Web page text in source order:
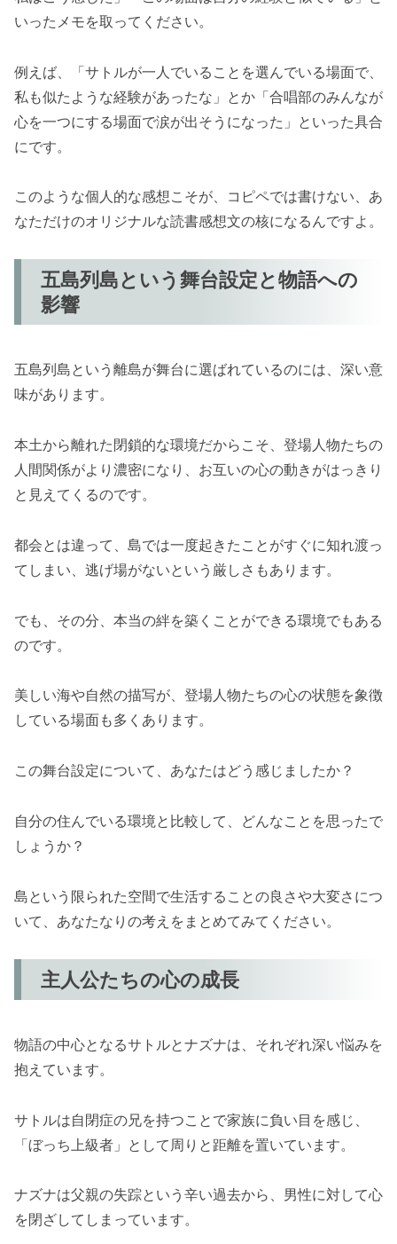
いったメモを取ってください。
例えば、「サトルが一人でいることを選んでいる場面で、
私も似たような経験があったな」とか「合唱部のみんなが
心を一つにする場面で涙が出そうになった」といった具合
にです。
このような個人的な感想こそが、コピペでは書けない、あ
なただけのオリジナルな読書感想文の核になるんですよ。
五島列島という舞台設定と物語への
影響
五島列島という離島が舞台に選ばれているのには、深い意
味があります。
本土から離れた閉鎖的な環境だからこそ、登場人物たちの
人間関係がより濃密になり、お互いの心の動きがはっきり
と見えてくるのです。
都会とは違って、島では一度起きたことがすぐに知れ渡っ
てしまい、逃げ場がないという厳しさもあります。
でも、その分、本当の絆を築くことができる環境でもある
のです。
美しい海や自然の描写が、登場人物たちの心の状態を象徴
している場面も多くあります。
この舞台設定について、あなたはどう感じましたか？
自分の住んでいる環境と比較して、どんなことを思ったで
しょうか？
島という限られた空間で生活することの良さや大変さにつ
いて、あなたなりの考えをまとめてみてください。
主人公たちの心の成長
物語の中心となるサトルとナズナは、それぞれ深い悩みを
抱えています。
サトルは自閉症の兄を持つことで家族に負い目を感じ、
「ぼっち上級者」として周りと距離を置いています。
ナズナは父親の失踪という辛い過去から、男性に対して心
を閉ざしてしまっています。